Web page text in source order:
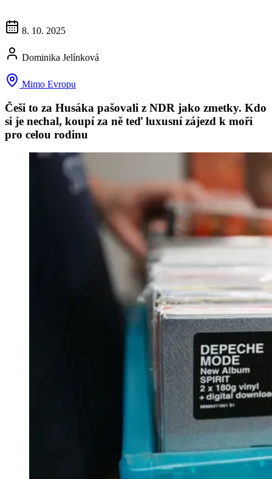
8. 10. 2025
Dominika Jelínková
Mimo Evropu
Češi to za Husáka pašovali z NDR jako zmetky. Kdo
si je nechal, koupí za ně teď luxusní zájezd k moři
pro celou rodinu